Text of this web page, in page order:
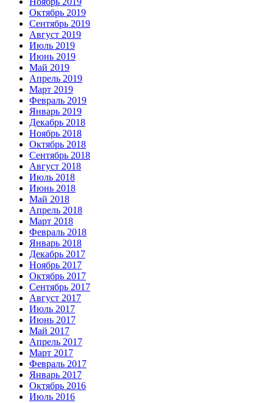
Октябрь 2019
Сентябрь 2019
Август 2019
Июль 2019
Июнь 2019
Май 2019
Апрель 2019
Март 2019
Февраль 2019
Январь 2019
Декабрь 2018
Ноябрь 2018
Октябрь 2018
Сентябрь 2018
Август 2018
Июль 2018
Июнь 2018
Май 2018
Апрель 2018
Март 2018
Февраль 2018
Январь 2018
Декабрь 2017
Ноябрь 2017
Октябрь 2017
Сентябрь 2017
Август 2017
Июль 2017
Июнь 2017
Май 2017
Апрель 2017
Март 2017
Февраль 2017
Январь 2017
Октябрь 2016
Июль 2016